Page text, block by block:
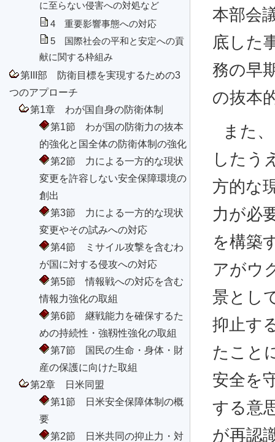
に至らない侵害への対処など
4 重要影響事態への対応
5 国際社会の平和と安定への貢
献に関する枠組み
第III部 防衛目標を実現するための3
つのアプローチ
第1章 わが国自身の防衛体制
第1節 わが国の防衛力の抜本
的強化と国全体の防衛体制の強化
第2節 力による一方的な現状
変更を許容しない安全保障環境の
創出
第3節 力による一方的な現状
変更やその試みへの対応
第4節 ミサイル攻撃を含むわ
が国に対する侵攻への対応
第5節 情報戦への対応を含む
情報力強化の取組
第6節 継戦能力を確保するた
めの持続性・強靱性強化の取組
第7節 国民の生命・身体・財
産の保護に向けた取組
第2章 日米同盟
第1節 日米安全保障体制の概
要
第2節 日米共同の抑止力・対
本部会
底した
務の早
の抜本
また
したう
方的な
力が必
を構築
アがウ
景とし
抑止す
たこと
安全を
する意
が再認